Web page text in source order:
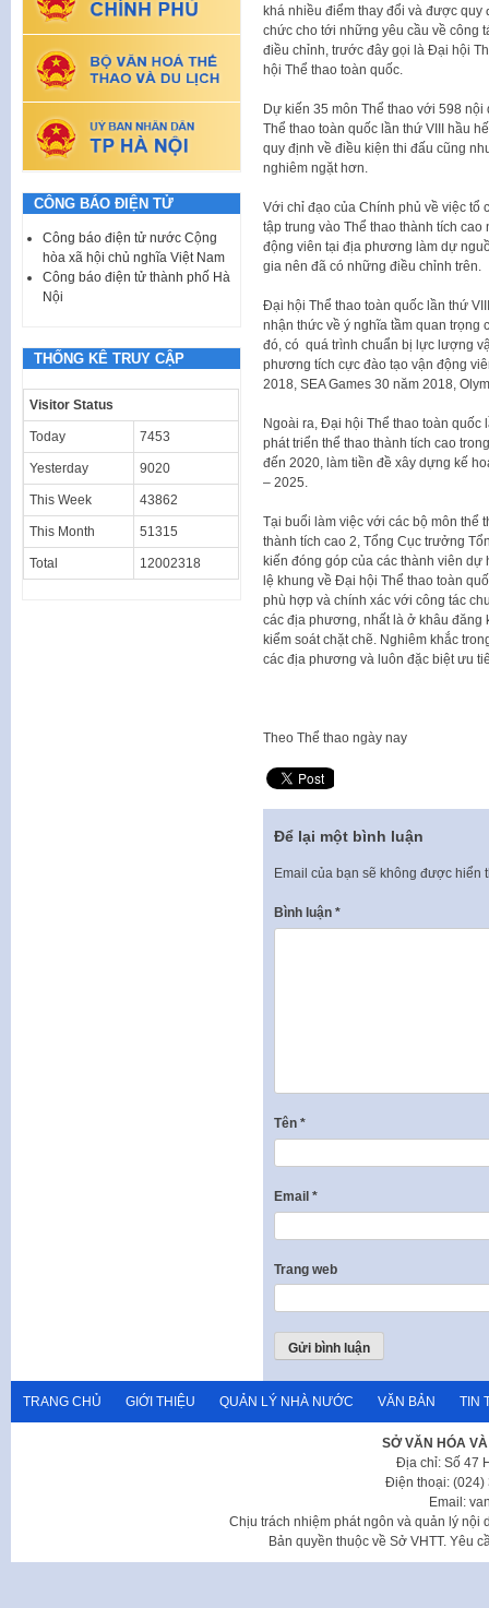
khá nhiều điểm thay đổi và được quy
chức cho tới những yêu cầu về công
điều chỉnh, trước đây gọi là Đại hội
hội Thể thao toàn quốc.
Dự kiến 35 môn Thể thao với 598
Thể thao toàn quốc lần thứ VIII hầu
quy định về điều kiện thi đấu cũng
nghiêm ngặt hơn.
Với chỉ đạo của Chính phủ về việc tổ
tập trung vào Thể thao thành tích
động viên tại địa phương làm dự
gia nên đã có những điều chỉnh trên.
Đại hội Thể thao toàn quốc lần thứ
nhận thức về ý nghĩa tầm quan trọng
đó, có quá trình chuẩn bị lực lượng
phương tích cực đào tạo vận động
2018, SEA Games 30 năm 2018,
Ngoài ra, Đại hội Thể thao toàn
phát triển thể thao thành tích cao
đến 2020, làm tiền đề xây dựng kế
– 2025.
Tại buổi làm việc với các bộ môn thể
thành tích cao 2, Tổng Cục trưởng
kiến đóng góp của các thành viên
lệ khung về Đại hội Thể thao toàn
phù hợp và chính xác với công tác
các địa phương, nhất là ở khâu
kiểm soát chặt chẽ. Nghiêm khắc
các địa phương và luôn đặc biệt ưu
Theo Thể thao ngày nay
Để lại một bình luận
Email của bạn sẽ không được hiển
Bình luận *
Tên *
Email *
Trang web
CÔNG BÁO ĐIỆN TỬ
Công báo điện tử nước Cộng
hòa xã hội chủ nghĩa Việt Nam
Công báo điện tử thành phố Hà
Nội
THỐNG KÊ TRUY CẬP
Visitor Status
Today 7453
Yesterday 9020
This Week 43862
This Month 51315
Total 12002318
TRANG CHỦ GIỚI THIỆU QUẢN LÝ NHÀ NƯỚC VĂN BẢN TIN
SỞ VĂN HÓA
Địa chỉ: Số 47
Điện thoại: (024)
Email:
Chịu trách nhiệm phát ngôn và quản lý nội
Bản quyền thuộc về Sở VHTT. Yêu